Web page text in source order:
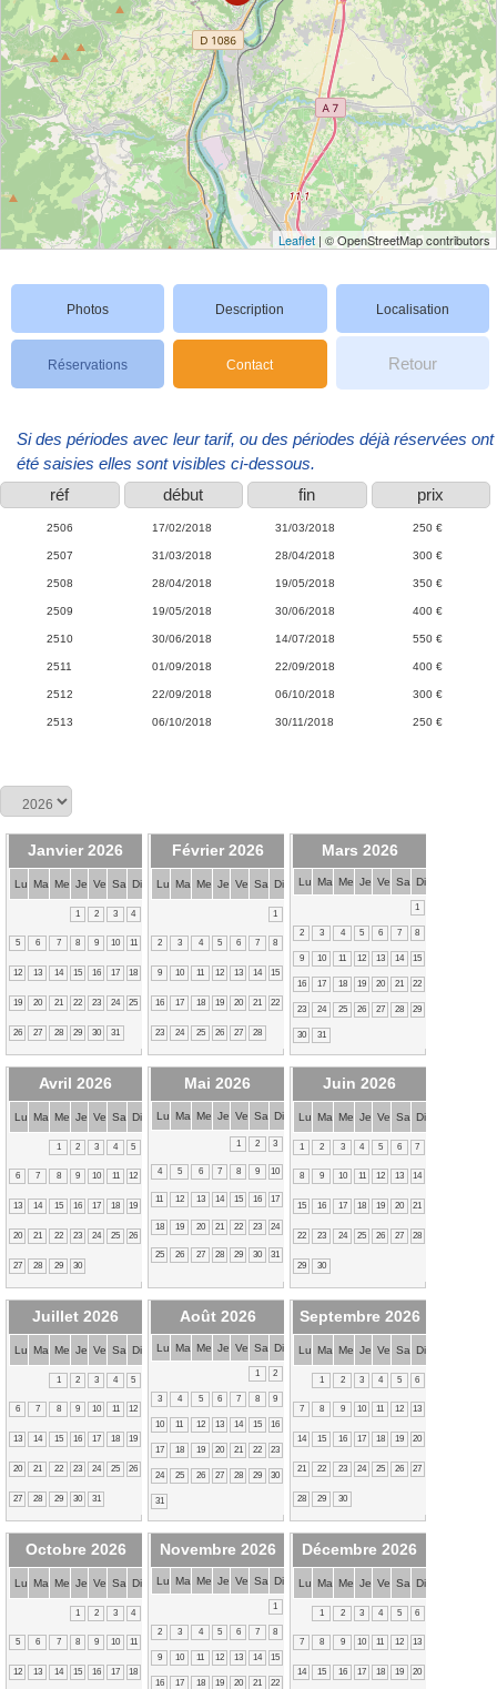
Leaflet | © OpenStreetMap contributors
Photos Description Localisation
Réservations Contact Retour
Si des périodes avec leur tarif, ou des périodes déjà réservées ont
été saisies elles sont visibles ci-dessous.
réf
début fin prix
2506 17/02/2018 31/03/2018 250 €
2507 31/03/2018 28/04/2018 300 €
2508 28/04/2018 19/05/2018 350 €
2509 19/05/2018 30/06/2018 400 €
2510 30/06/2018 14/07/2018 550 €
2511 01/09/2018 22/09/2018 400 €
2512 22/09/2018 06/10/2018 300 €
2513 06/10/2018 30/11/2018 250 €
Janvier 2026
Lu Ma Me Je Ve Sa Di
1 2 3 4
5 6 7 8 9 10 11
12 13 14 15 16 17 18
19 20 21 22 23 24 25
26 27 28 29 30 31
Février 2026
Lu Ma Me Je Ve Sa Di
1
2 3 4 5 6 7 8
9 10 11 12 13 14 15
16 17 18 19 20 21 22
23 24 25 26 27 28
Mars 2026
Lu Ma Me Je Ve Sa Di
1
2 3 4 5 6 7 8
9 10 11 12 13 14 15
16 17 18 19 20 21 22
23 24 25 26 27 28 29
30 31
Avril 2026
Lu Ma Me Je Ve Sa Di
1 2 3 4 5
6 7 8 9 10 11 12
13 14 15 16 17 18 19
20 21 22 23 24 25 26
27 28 29 30
Mai 2026
Lu Ma Me Je Ve Sa Di
1 2 3
4 5 6 7 8 9 10
11 12 13 14 15 16 17
18 19 20 21 22 23 24
25 26 27 28 29 30 31
Juin 2026
Lu Ma Me Je Ve Sa Di
1 2 3 4 5 6 7
8 9 10 11 12 13 14
15 16 17 18 19 20 21
22 23 24 25 26 27 28
29 30
Juillet 2026
Lu Ma Me Je Ve Sa Di
1 2 3 4 5
6 7 8 9 10 11 12
13 14 15 16 17 18 19
20 21 22 23 24 25 26
27 28 29 30 31
Août 2026
Lu Ma Me Je Ve Sa Di
1 2
3 4 5 6 7 8 9
10 11 12 13 14 15 16
17 18 19 20 21 22 23
24 25 26 27 28 29 30
31
Septembre 2026
Lu Ma Me Je Ve Sa Di
1 2 3 4 5 6
7 8 9 10 11 12 13
14 15 16 17 18 19 20
21 22 23 24 25 26 27
28 29 30
Octobre 2026
Lu Ma Me Je Ve Sa Di
1 2 3 4
5 6 7 8 9 10 11
12 13 14 15 16 17 18
Novembre 2026
Lu Ma Me Je Ve Sa Di
1
2 3 4 5 6 7 8
9 10 11 12 13 14 15
16 17 18 19 20 21 22
Décembre 2026
Lu Ma Me Je Ve Sa Di
1 2 3 4 5 6
7 8 9 10 11 12 13
14 15 16 17 18 19 20